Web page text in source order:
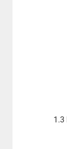
1.3